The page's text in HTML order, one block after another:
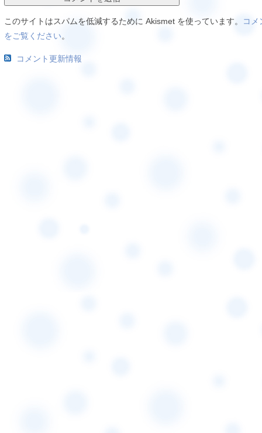
このサイトはスパムを低減するために Akismet を使っています。
コメ
をご覧ください。
コメント更新情報